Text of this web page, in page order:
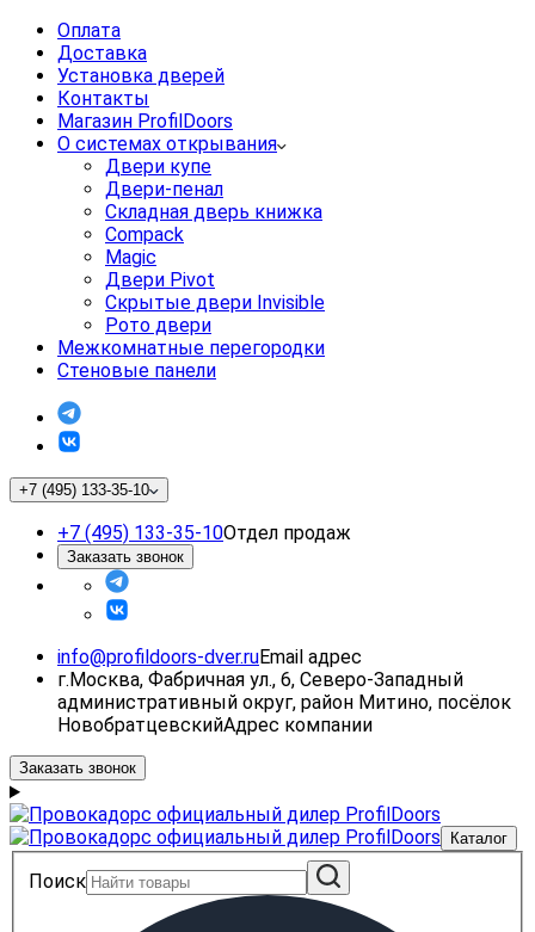
Оплата
Доставка
Установка дверей
Контакты
Магазин ProfilDoors
О системах открывания
Двери купе
Двери-пенал
Складная дверь книжка
Compack
Magic
Двери Pivot
Скрытые двери Invisible
Рото двери
Межкомнатные перегородки
Стеновые панели
+7 (495) 133-35-10
+7 (495) 133-35-10Отдел продаж
Заказать звонок
info@profildoors-dver.ruEmail адрес
г.Москва, Фабричная ул., 6, Северо-Западный
административный округ, район Митино, посёлок
НовобратцевскийАдрес компании
Заказать звонок
Каталог
Поиск